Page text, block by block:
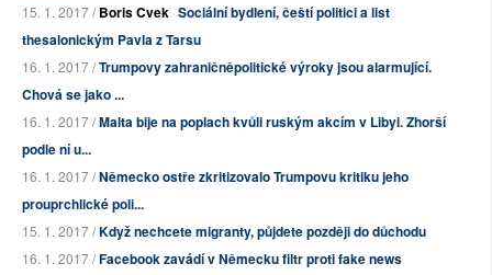
15. 1. 2017 /Boris Cvek Sociální bydlení, čeští politici a list
thesalonickým Pavla z Tarsu
16. 1. 2017 /Trumpovy zahraničněpolitické výroky jsou alarmující.
Chová se jako ...
16. 1. 2017 /Malta bije na poplach kvůli ruským akcím v Libyi. Zhorší
podle ní u...
16. 1. 2017 /Německo ostře zkritizovalo Trumpovu kritiku jeho
prouprchlické poli...
15. 1. 2017 /Když nechcete migranty, půjdete později do důchodu
16. 1. 2017 /Facebook zavádí v Německu filtr proti fake news